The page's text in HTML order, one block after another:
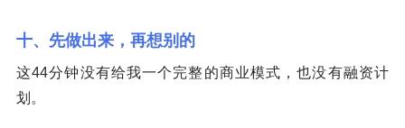
十、先做出来，再想别的
这44分钟没有给我一个完整的商业模式，也没有融资计
划。